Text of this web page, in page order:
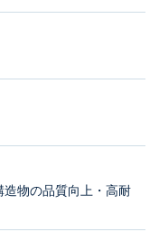
造物の品質向上・高耐